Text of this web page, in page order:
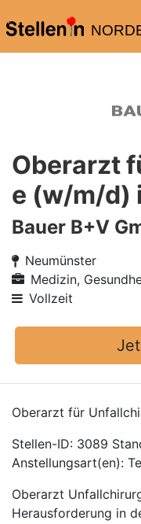
Oberarzt
e (w/m/d)
Bauer B+V
Neumünster
Medizin,
Vollzeit
Oberarzt für
Stellen-ID: 3089
Anstellungsart(en):
Oberarzt
Herausforderung in